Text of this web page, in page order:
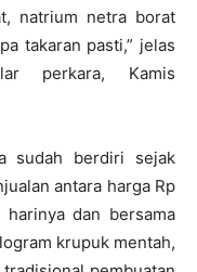
natrium netra borat
takaran pasti,” jelas
perkara, Kamis
sudah berdiri sejak
antara harga Rp
dan bersama
krupuk mentah,